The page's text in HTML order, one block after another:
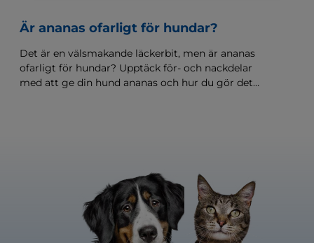
Är ananas ofarligt för hundar?
Det är en välsmakande läckerbit, men är ananas
ofarligt för hundar? Upptäck för- och nackdelar
med att ge din hund ananas och hur du gör det